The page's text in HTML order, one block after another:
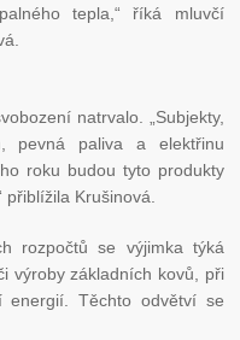
tepla,“ říká mluvčí
natrvalo. „Subjekty,
pevná paliva a elektřinu
roku budou tyto produkty
přiblížila Krušinová.
rozpočtů se výjimka týká
výroby základních kovů, při
energií. Těchto odvětví se